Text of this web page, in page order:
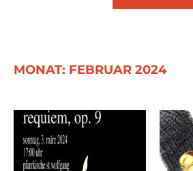
MONAT: FEBRUAR 2024